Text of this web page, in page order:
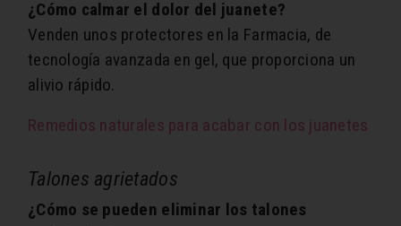
¿Cómo calmar el dolor del juanete?
Venden unos protectores en la Farmacia, de
tecnología avanzada en gel, que proporciona un
alivio rápido.
Remedios naturales para acabar con los juanetes
Talones agrietados
¿Cómo se pueden eliminar los talones